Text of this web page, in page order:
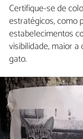
Certifique-se de
estratégicos, como
estabelecimentos
visibilidade, maior
gato.